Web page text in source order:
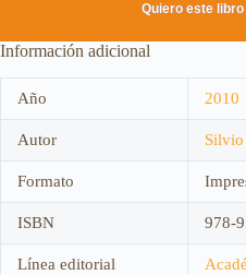
Quiero este libro
Información adicional
Año 2010
Autor
Formato
ISBN 978-
Línea editorial